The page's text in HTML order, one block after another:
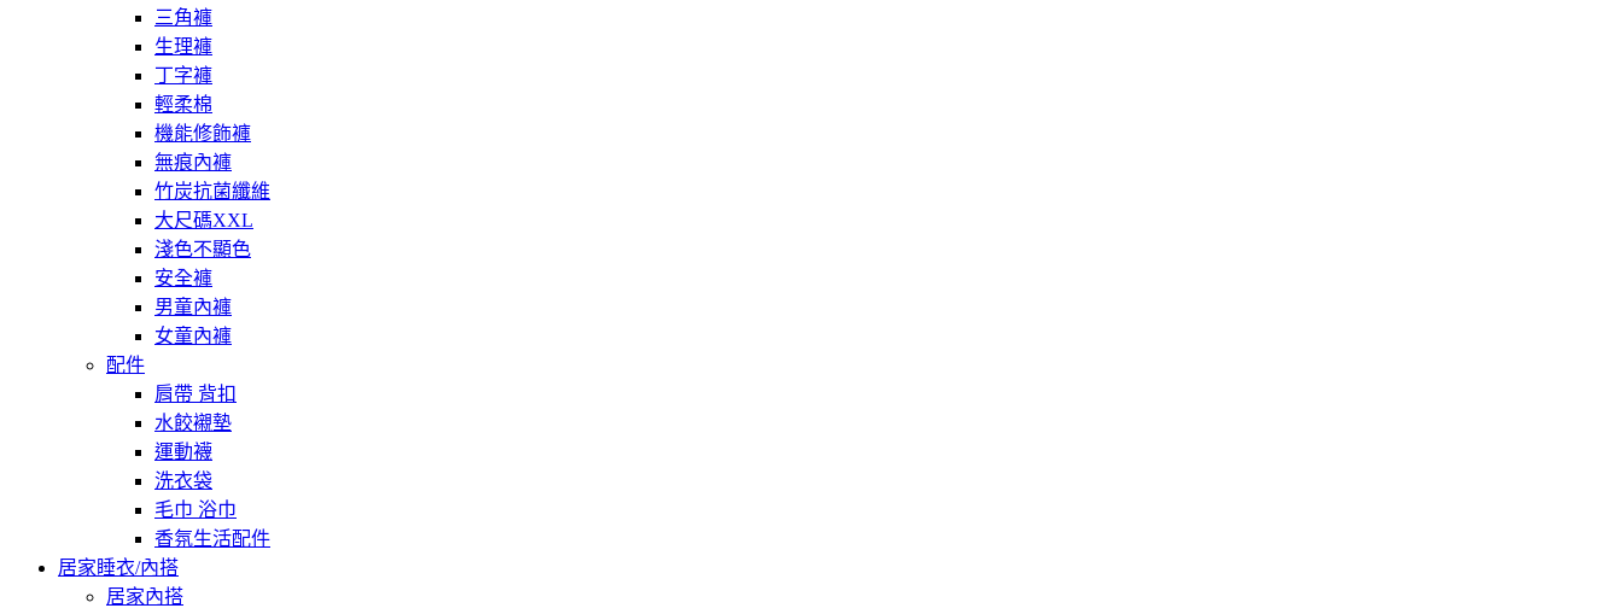
三角褲
生理褲
丁字褲
輕柔棉
機能修飾褲
無痕內褲
竹炭抗菌纖維
大尺碼XXL
淺色不顯色
安全褲
男童內褲
女童內褲
配件
肩帶 背扣
水餃襯墊
運動襪
洗衣袋
毛巾 浴巾
香氛生活配件
居家睡衣/內搭
居家內搭